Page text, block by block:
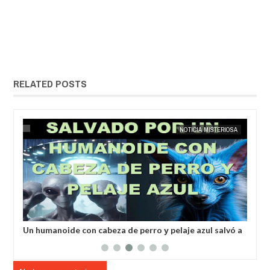
RELATED POSTS
MAY 25,
NOTICIA MISTERIOSA
Un humanoide con cabeza de perro у pelaje azul salvó a
EXTRANOTIX MISTERIO